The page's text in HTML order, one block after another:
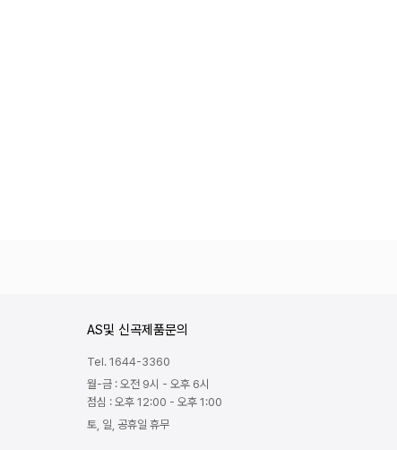
AS및 신곡제품문의
Tel. 1644-3360
월-금 : 오전 9시 - 오후 6시
점심 : 오후 12:00 - 오후 1:00
토, 일, 공휴일 휴무